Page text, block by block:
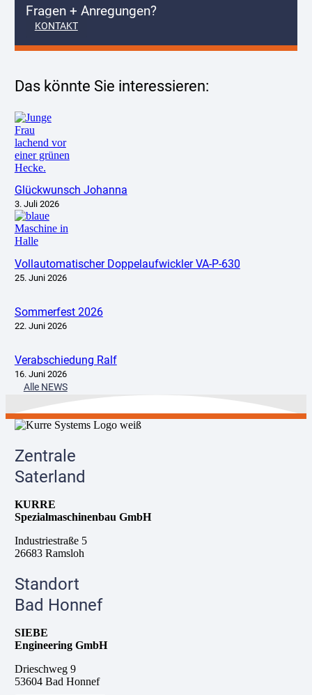
Fragen + Anregungen?
KONTAKT
Das könnte Sie interessieren:
Glückwunsch Johanna
3. Juli 2026
Vollautomatischer Doppelaufwickler VA-P-630
25. Juni 2026
Sommerfest 2026
22. Juni 2026
Verabschiedung Ralf
16. Juni 2026
Alle NEWS
Zentrale
Saterland
KURRE
Spezialmaschinenbau GmbH
Industriestraße 5
26683 Ramsloh
Standort
Bad Honnef
SIEBE
Engineering GmbH
Drieschweg 9
53604 Bad Honnef